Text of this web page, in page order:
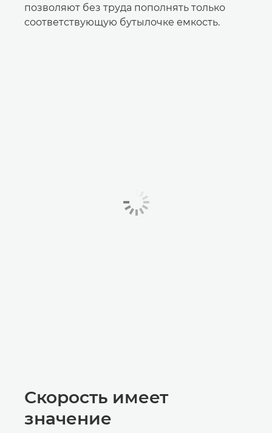
позволяют без труда пополнять только
соответствующую бутылочке емкость.
Скорость имеет
значение